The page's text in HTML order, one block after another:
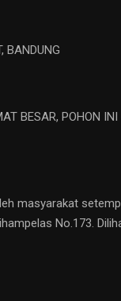
BANDUNG
BESAR, POHON
masyarakat
No.173.